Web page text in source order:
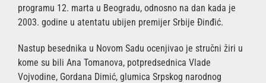
programu 12. marta u Beogradu, odnosno na dan kada je
2003. godine u atentatu ubijen premijer Srbije Đinđić.
Nastup besednika u Novom Sadu ocenjivao je stručni žiri u
kome su bili Ana Tomanova, potpredsednica Vlade
Vojvodine, Gordana Dimić, glumica Srpskog narodnog